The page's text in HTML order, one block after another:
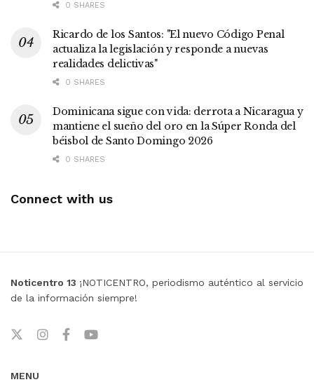
0 SHARES
Ricardo de los Santos: "El nuevo Código Penal
actualiza la legislación y responde a nuevas
realidades delictivas"
0 SHARES
Dominicana sigue con vida: derrota a Nicaragua y
mantiene el sueño del oro en la Súper Ronda del
béisbol de Santo Domingo 2026
0 SHARES
Connect with us
Noticentro 13 ¡NOTICENTRO, periodismo auténtico al servicio
de la información siempre!
MENU